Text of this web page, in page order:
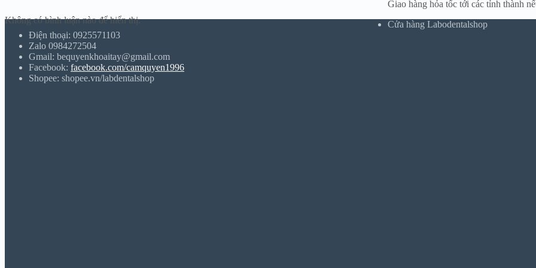
Không có bình luận nào để hiển thị.
Giao hàng hỏa tốc tới các tỉnh thành
Cửa hàng Labodentalshop
Điện thoại: 0925571103
Zalo 0984272504
Gmail: bequyenkhoaitay@gmail.com
Facebook: facebook.com/camquyen1996
Shopee: shopee.vn/labdentalshop